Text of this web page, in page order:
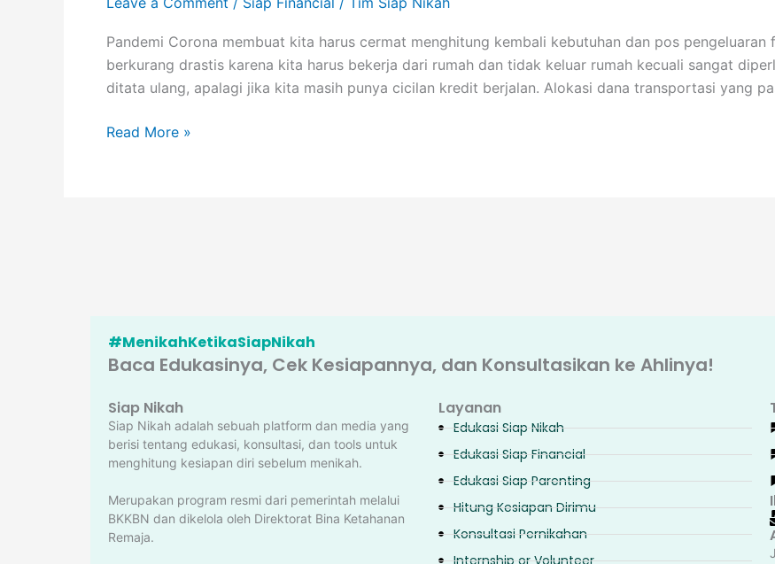
Pandemi Corona membuat kita harus cermat menghitung kembali kebutuhan dan pos
berkurang drastis karena kita harus bekerja dari rumah dan tidak keluar rumah kecuali sangat
ditata ulang, apalagi jika kita masih punya cicilan kredit berjalan. Alokasi dana transportasi yang
Read More »
#MenikahKetikaSiapNikah
Baca Edukasinya, Cek Kesiapannya, dan Konsultasikan ke Ahlinya!
Siap Nikah
Siap Nikah adalah sebuah platform dan media yang
berisi tentang edukasi, konsultasi, dan tools untuk
menghitung kesiapan diri sebelum menikah.
Merupakan program resmi dari pemerintah melalui
BKKBN dan dikelola oleh Direktorat Bina Ketahanan
Remaja.
Layanan
Edukasi Siap Nikah
Edukasi Siap Financial
Edukasi Siap Parenting
Hitung Kesiapan Dirimu
Konsultasi Pernikahan
Internship or Volunteer